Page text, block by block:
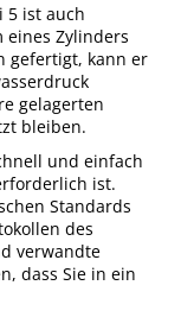
5 ist auch
eines Zylinders
gefertigt, kann er
gelagerten
bleiben.
und einfach
ist.
Standards
des
verwandte
dass Sie in ein